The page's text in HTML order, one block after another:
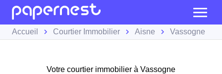
Accueil Courtier Immobilier Aisne Vassogne
Votre courtier immobilier à Vassogne